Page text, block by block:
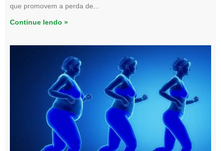
que promovem a perda de
Continue lendo »